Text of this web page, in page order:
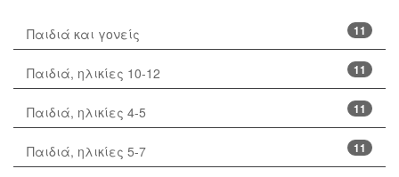
11
Παιδιά και γονείς
11
Παιδιά, ηλικίες 10-12
11
Παιδιά, ηλικίες 4-5
11
Παιδιά, ηλικίες 5-7